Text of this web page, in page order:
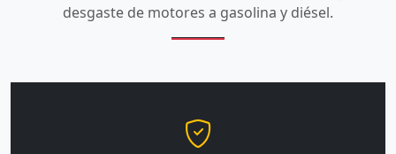
desgaste de motores a gasolina y diésel.